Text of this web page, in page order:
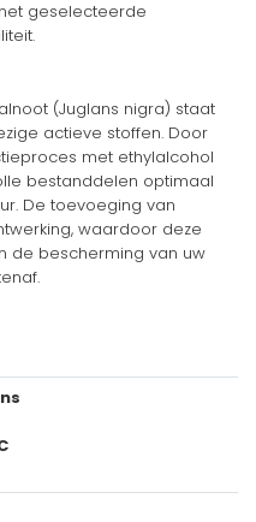
geselecteerde
(Juglans nigra) staat
actieve stoffen. Door
met ethylalcohol
bestanddelen optimaal
De toevoeging van
waardoor deze
de bescherming van uw